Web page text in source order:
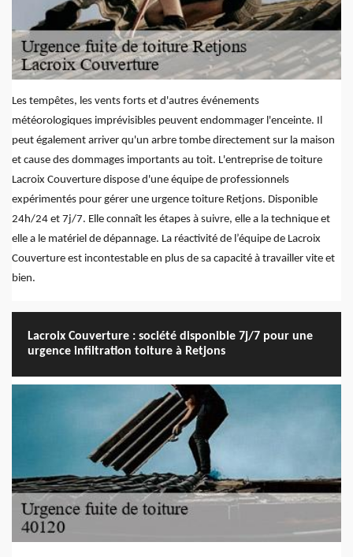
Les tempêtes, les vents forts et d'autres événements
météorologiques imprévisibles peuvent endommager l'enceinte. Il
peut également arriver qu'un arbre tombe directement sur la maison
et cause des dommages importants au toit. L'entreprise de toiture
Lacroix Couverture dispose d'une équipe de professionnels
expérimentés pour gérer une urgence toiture Retjons. Disponible
24h/24 et 7j/7. Elle connaît les étapes à suivre, elle a la technique et
elle a le matériel de dépannage. La réactivité de l’équipe de Lacroix
Couverture est incontestable en plus de sa capacité à travailler vite et
bien.
Lacroix Couverture : société disponible 7j/7 pour une
urgence infiltration toiture à Retjons